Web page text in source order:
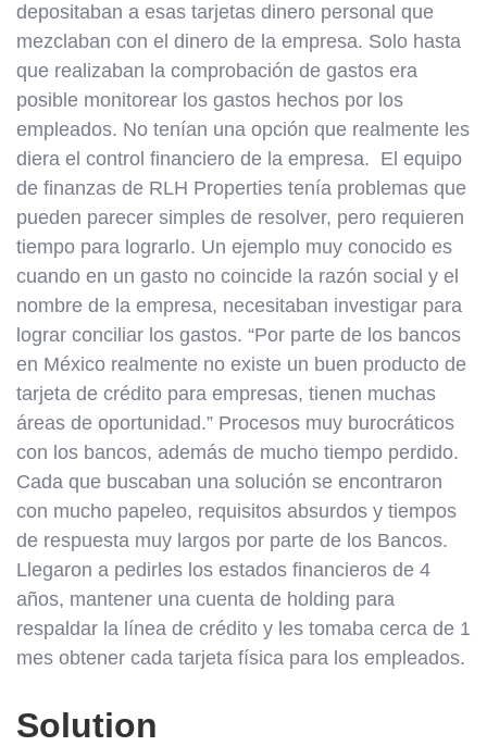
depositaban a esas tarjetas dinero personal que
mezclaban con el dinero de la empresa. Solo hasta
que realizaban la comprobación de gastos era
posible monitorear los gastos hechos por los
empleados. No tenían una opción que realmente les
diera el control financiero de la empresa. El equipo
de finanzas de RLH Properties tenía problemas que
pueden parecer simples de resolver, pero requieren
tiempo para lograrlo. Un ejemplo muy conocido es
cuando en un gasto no coincide la razón social y el
nombre de la empresa, necesitaban investigar para
lograr conciliar los gastos. “Por parte de los bancos
en México realmente no existe un buen producto de
tarjeta de crédito para empresas, tienen muchas
áreas de oportunidad.” Procesos muy burocráticos
con los bancos, además de mucho tiempo perdido.
Cada que buscaban una solución se encontraron
con mucho papeleo, requisitos absurdos y tiempos
de respuesta muy largos por parte de los Bancos.
Llegaron a pedirles los estados financieros de 4
años, mantener una cuenta de holding para
respaldar la línea de crédito y les tomaba cerca de 1
mes obtener cada tarjeta física para los empleados.
Solution